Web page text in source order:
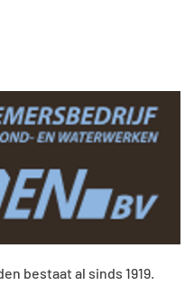
bestaat al sinds 1919.